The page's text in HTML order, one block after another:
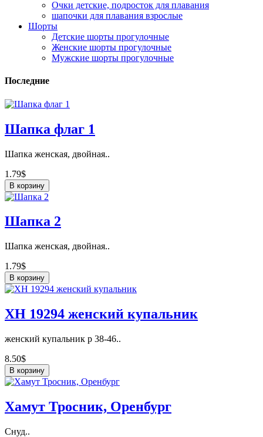
Очки детские, подросток для плавания
шапочки для плавания взрослые
Шорты
Детские шорты прогулочные
Женские шорты прогулочные
Мужские шорты прогулочные
Последние
Шапка флаг 1
Шапка женская, двойная..
1.79$
В корзину
Шапка 2
Шапка женская, двойная..
1.79$
В корзину
ХН 19294 женский купальник
женский купальник р 38-46..
8.50$
В корзину
Хамут Тросник, Оренбург
Снуд..